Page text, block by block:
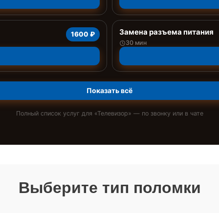
1600 ₽ Замена разъема питания
30 мин
Показать всё
Полный список услуг для «Телевизор» — по звонку или в чате
Выберите тип поломки